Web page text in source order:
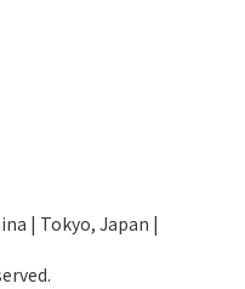
| Tokyo, Japan |